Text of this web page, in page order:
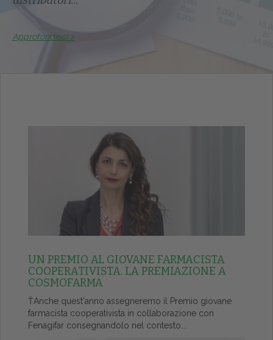
Approfondisci >
UN PREMIO AL GIOVANE FARMACISTA
COOPERATIVISTA. LA PREMIAZIONE A
COSMOFARMA
ŤAnche quest'anno assegneremo il Premio giovane
farmacista cooperativista in collaborazione con
Fenagifar consegnandolo nel contesto...